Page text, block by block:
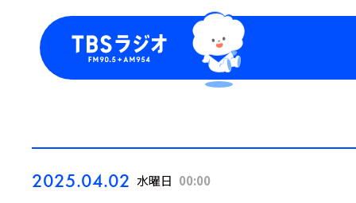
2025.04.02 水曜日 00:00